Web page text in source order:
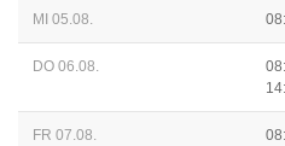
MI 05.08.
DO 06.08.
FR 07.08.